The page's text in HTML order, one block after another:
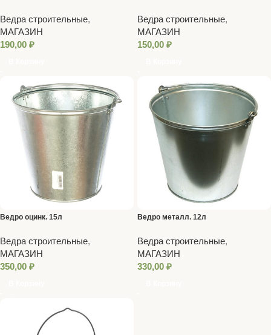
Ведра строительные,
МАГАЗИН
190,00 ₽
Ведра строительные,
МАГАЗИН
150,00 ₽
Ведро оцинк. 15л
Ведра строительные,
МАГАЗИН
350,00 ₽
Ведро металл. 12л
Ведра строительные,
МАГАЗИН
330,00 ₽